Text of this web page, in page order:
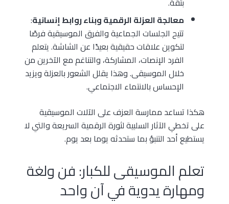
معالجة العزلة الرقمية وبناء روابط إنسانية:
تتيح الجلسات الجماعية والفرق الموسيقية فرصًا
لتكوين علاقات حقيقية بعيدًا عن الشاشة. يتعلم
الفرد الإنصات، المشاركة، والتناغم مع الآخرين من
خلال الموسيقى. وهذا يقلل الشعور بالعزلة ويزيد
الإحساس بالانتماء الاجتماعي.
هكذا تساعد ممارسة العزف على الآلات الموسيقية
على تخطي الآثار السلبية لثورة الرقمية السريعة والتي لا
يستطيع أحد التنبؤ بما ستحدثه يوما بعد يوم.
تعلم الموسيقى للكبار: فن ولغة
ومهارة يدوية في آن واحد